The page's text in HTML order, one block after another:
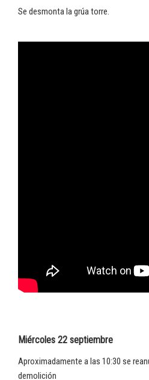
Se desmonta la grúa torre.
Miércoles 22 septiembre
Aproximadamente a las 10:30 se
demolición